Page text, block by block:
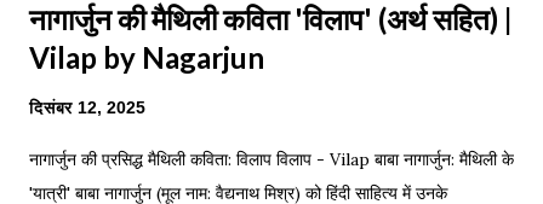
नागार्जुन की मैथिली कविता 'विलाप' (अर्थ सहित) |
Vilap by Nagarjun
दिसंबर 12, 2025
नागार्जुन की प्रसिद्ध मैथिली कविता: विलाप विलाप - Vilap बाबा नागार्जुन: मैथिली के
'यात्री' बाबा नागार्जुन (मूल नाम: वैद्यनाथ मिश्र) को हिंदी साहित्य में उनके